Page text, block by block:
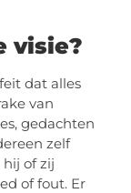
visie?
dat alles
van
gedachten
zelf
of zij
of fout. Er